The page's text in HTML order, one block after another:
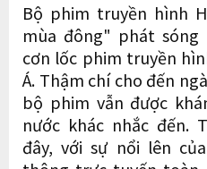
Bộ phim truyền hình
mùa đông" phát sóng
cơn lốc phim truyền
Á. Thậm chí cho đến
bộ phim vẫn được
nước khác nhắc đến.
đây, với sự nổi lên